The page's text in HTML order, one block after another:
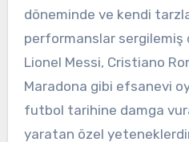
döneminde ve kendi
performanslar sergilemiş
Lionel Messi, Cristiano
Maradona gibi efsanevi
futbol tarihine damga
yaratan özel